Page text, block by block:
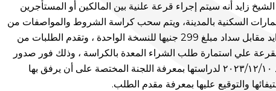
زايد أنه سيتم إجراء قرعة علنية بين المالكين أو المستأجرين
السكنية بالمدينة، ويتم سحب كراسة الشروط والمواصفات من
مقر جهاز مدينة الشيخ زاید مقابل سداد مبلغ 299 جنيها للنسخة الواحدة ، وتقدم الطلبات من
علي استمارة طلب الشراء المعدة بالكراسة ، وذلك فور صدور
الإعلان وبحد أقصي الأحد ٢٠٢٣/۱۲/۱۰ لدراستها بمعرفة اللجنة المختصة على أن يرفق بها
والتوقيع عليها بمعرفة مقدم الطلب.